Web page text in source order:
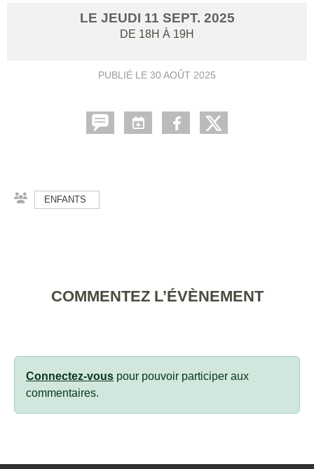
LE JEUDI 11 SEPT. 2025
DE 18H À 19H
PUBLIÉ LE 30 AOÛT 2025
ENFANTS
COMMENTEZ L’ÉVÈNEMENT
Connectez-vous pour pouvoir participer aux
commentaires.